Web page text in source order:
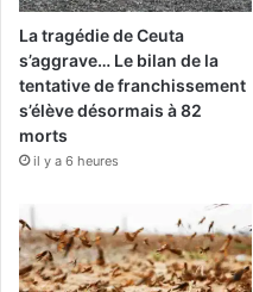
La tragédie de Ceuta
s’aggrave… Le bilan de la
tentative de franchissement
s’élève désormais à 82
morts
il y a 6 heures